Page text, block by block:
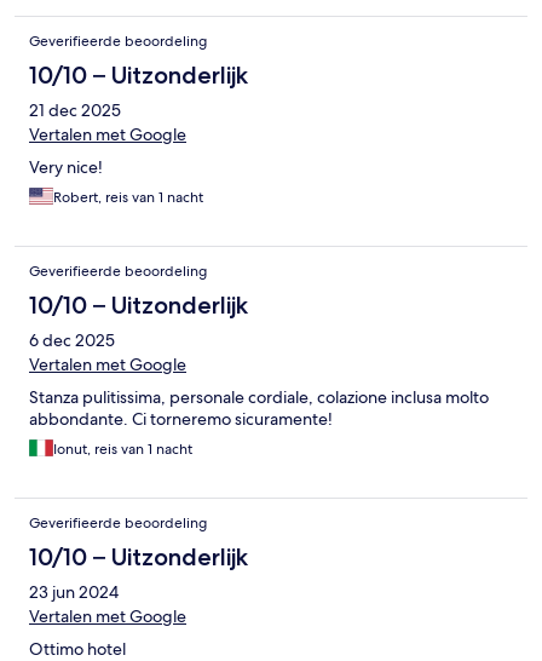
Geverifieerde beoordeling
10/10 – Uitzonderlijk
21 dec 2025
Vertalen met Google
Very nice!
Robert, reis van 1 nacht
Geverifieerde beoordeling
10/10 – Uitzonderlijk
6 dec 2025
Vertalen met Google
Stanza pulitissima, personale cordiale, colazione inclusa molto
abbondante. Ci torneremo sicuramente!
Ionut, reis van 1 nacht
Geverifieerde beoordeling
10/10 – Uitzonderlijk
23 jun 2024
Vertalen met Google
Ottimo hotel